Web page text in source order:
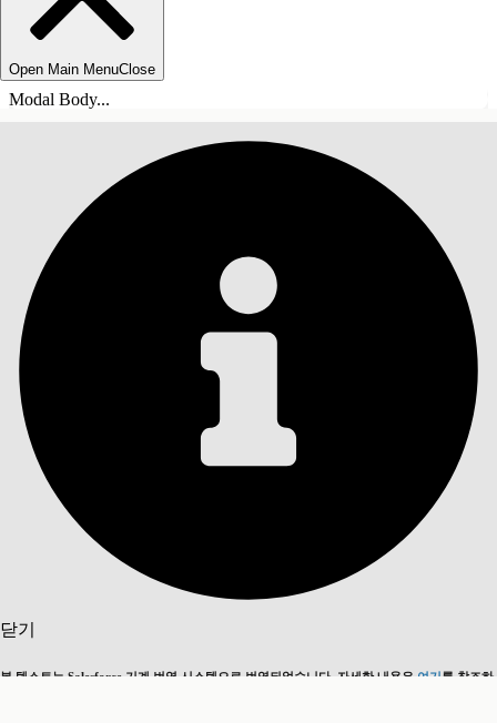
Open Main MenuClose
Modal Body...
닫기
본 텍스트는 Salesforce 기계 번역 시스템으로 번역되었습니다. 자세한 내용은 여기를 참조하
목차